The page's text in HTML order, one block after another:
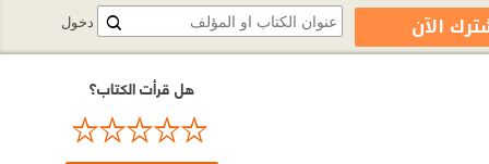
هل قرأت الكتاب؟
دخول الآن